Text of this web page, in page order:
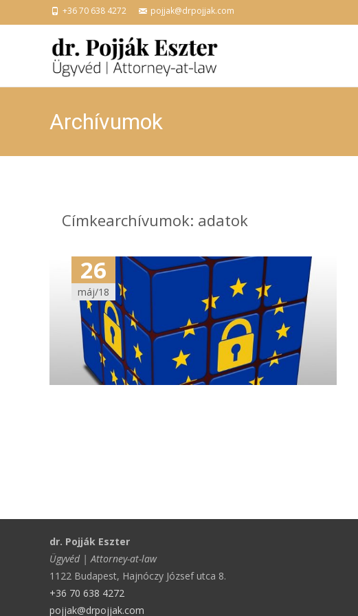
+36 70 638 4272 pojjak@drpojjak.com
Archívumok
Címkearchívumok: adatok
26
máj/18
dr. Pojják Eszter
Ügyvéd | Attorney-at-law
1122 Budapest, Hajnóczy József utca 8.
+36 70 638 4272
pojjak@drpojjak.com